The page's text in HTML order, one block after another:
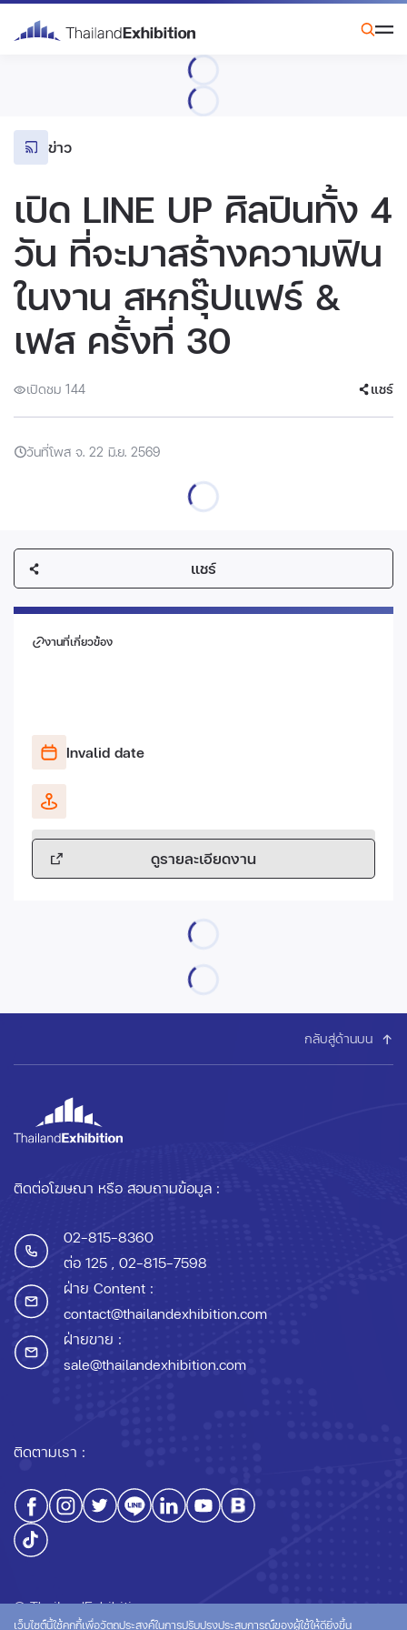
ข่าว
เปิด LINE UP ศิลปินทั้ง 4
วัน ที่จะมาสร้างความฟิน
ในงาน สหกรุ๊ปแฟร์ &
เฟส ครั้งที่ 30
เปิดชม 144 แชร์
วันที่โพส จ. 22 มิ.ย. 2569
แชร์
งานที่เกี่ยวข้อง
Invalid date
ดูรายละเอียดงาน
กลับสู่ด้านบน
ติดต่อโฆษณา หรือ สอบถามข้อมูล :
02-815-8360
ต่อ 125 , 02-815-7598
ฝ่าย Content :
contact@thailandexhibition.com
ฝ่ายขาย :
sale@thailandexhibition.com
ติดตามเรา :
© ThailandExhibition.com
เว็บไซต์นี้ใช้คุกกี้เพื่อวัตถุประสงค์ในการปรับปรุงประสบการณ์ของผู้ใช้ให้ดียิ่งขึ้น